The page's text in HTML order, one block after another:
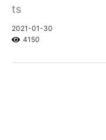
ts
2021-01-30
4150